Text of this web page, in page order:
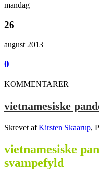
mandag
26
august 2013
0
KOMMENTARER
vietnamesiske
Skrevet afKirsten Skaarup,
vietnamesiske
svampefyld